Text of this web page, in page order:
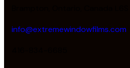
info@extremewindowfilms.com